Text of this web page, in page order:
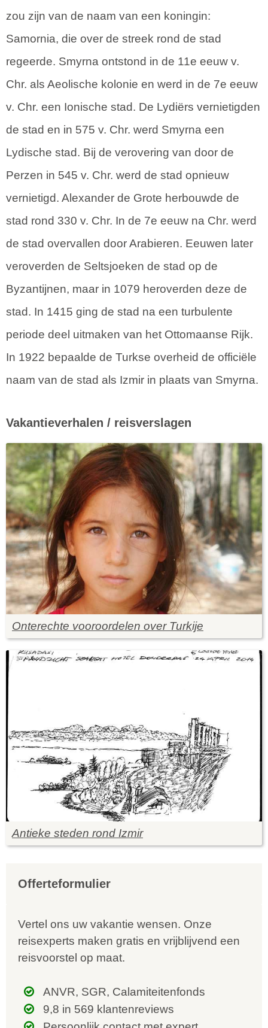
zou zijn van de naam van een koningin:
Samornia, die over de streek rond de stad
regeerde. Smyrna ontstond in de 11e eeuw v.
Chr. als Aeolische kolonie en werd in de 7e eeuw
v. Chr. een Ionische stad. De Lydiërs vernietigden
de stad en in 575 v. Chr. werd Smyrna een
Lydische stad. Bij de verovering van door de
Perzen in 545 v. Chr. werd de stad opnieuw
vernietigd. Alexander de Grote herbouwde de
stad rond 330 v. Chr. In de 7e eeuw na Chr. werd
de stad overvallen door Arabieren. Eeuwen later
veroverden de Seltsjoeken de stad op de
Byzantijnen, maar in 1079 heroverden deze de
stad. In 1415 ging de stad na een turbulente
periode deel uitmaken van het Ottomaanse Rijk.
In 1922 bepaalde de Turkse overheid de officiële
naam van de stad als Izmir in plaats van Smyrna.
Vakantieverhalen / reisverslagen
Onterechte vooroordelen over Turkije
Antieke steden rond Izmir
Offerteformulier
Vertel ons uw vakantie wensen. Onze
reisexperts maken gratis en vrijblijvend een
reisvoorstel op maat.
ANVR, SGR, Calamiteitenfonds
9,8 in 569 klantenreviews